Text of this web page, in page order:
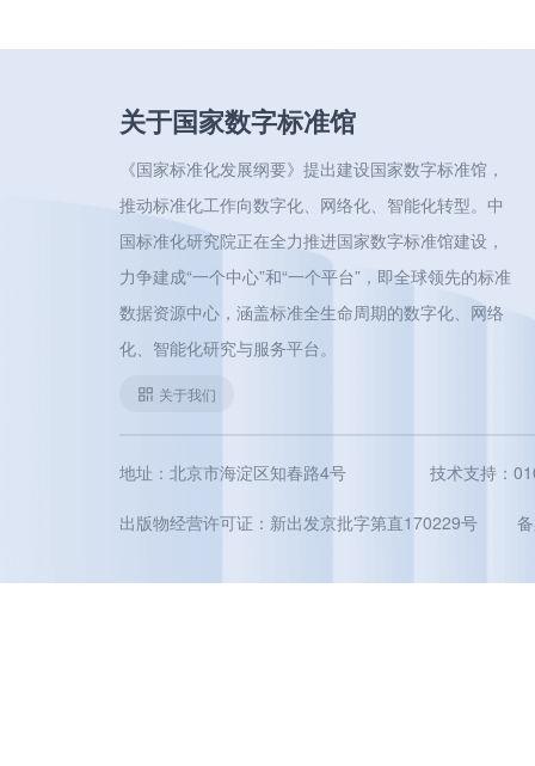
关于国家数字标准馆
《国家标准化发展纲要》提出建设国家数字标准馆，
推动标准化工作向数字化、网络化、智能化转型。中
国标准化研究院正在全力推进国家数字标准馆建设，
力争建成“一个中心”和“一个平台”，即全球领先的标准
数据资源中心，涵盖标准全生命周期的数字化、网络
化、智能化研究与服务平台。
关于我们
地址：北京市海淀区知春路4号 技术支持：
出版物经营许可证：新出发京批字第直170229号